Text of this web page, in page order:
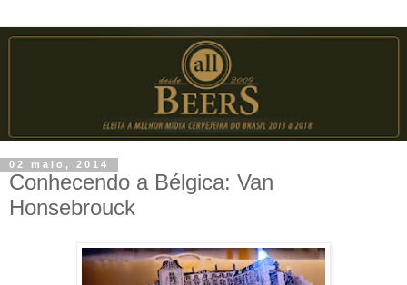
02 maio, 2014
Conhecendo a Bélgica: Van
Honsebrouck